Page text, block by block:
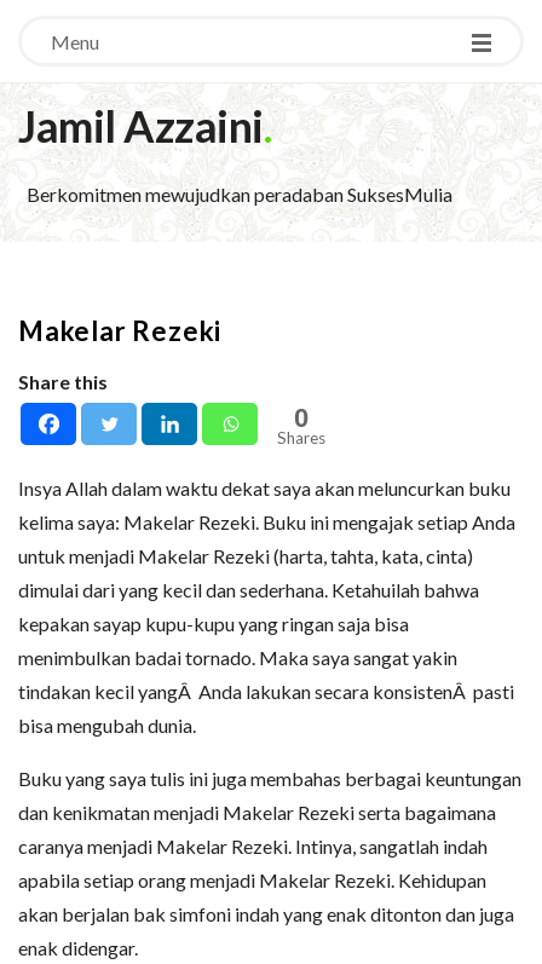
Menu
Jamil Azzaini.
Berkomitmen mewujudkan peradaban SuksesMulia
Makelar Rezeki
Share this
0
Shares
Insya Allah dalam waktu dekat saya akan meluncurkan buku
kelima saya: Makelar Rezeki. Buku ini mengajak setiap Anda
untuk menjadi Makelar Rezeki (harta, tahta, kata, cinta)
dimulai dari yang kecil dan sederhana. Ketahuilah bahwa
kepakan sayap kupu-kupu yang ringan saja bisa
menimbulkan badai tornado. Maka saya sangat yakin
tindakan kecil yangÂ Anda lakukan secara konsistenÂ pasti
bisa mengubah dunia.
Buku yang saya tulis ini juga membahas berbagai keuntungan
dan kenikmatan menjadi Makelar Rezeki serta bagaimana
caranya menjadi Makelar Rezeki. Intinya, sangatlah indah
apabila setiap orang menjadi Makelar Rezeki. Kehidupan
akan berjalan bak simfoni indah yang enak ditonton dan juga
enak didengar.